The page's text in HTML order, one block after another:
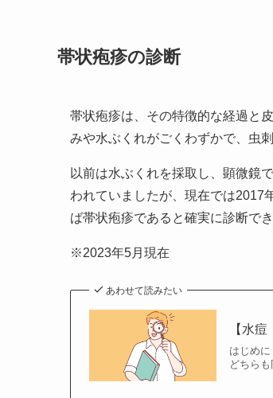
帯状疱疹の診断
帯状疱疹は、その特徴的な経過と
みや水ぶくれがごくわずかで、虫
以前は水ぶくれを採取し、顕微鏡
われていましたが、現在では2017
ば帯状疱疹であると確実に診断で
※2023年5月現在
あわせて読みたい
【水
はじめ
どちら